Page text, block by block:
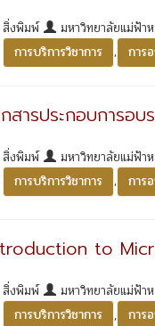
งพิมพ์ มหาวิทยาลัยแม่ฟ้าห
การบริการวิชาการ
, การ
กสารประกอบการอ
งพิมพ์ มหาวิทยาลัยแม่ฟ้าห
การบริการวิชาการ
, การ
to
งพิมพ์ มหาวิทยาลัยแม่ฟ้าห
การบริการวิชาการ
, การ